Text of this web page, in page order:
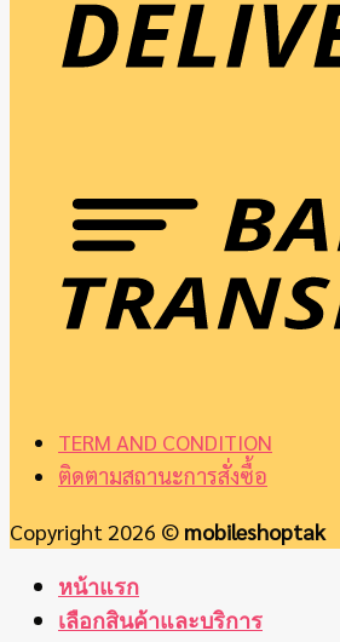
TERM AND CONDITION
ติดตามสถานะการสั่งซื้อ
Copyright 2026 © mobileshoptak
หน้าแรก
เลือกสินค้าและบริการ